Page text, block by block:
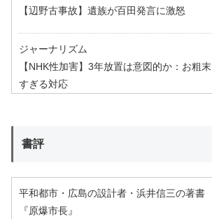
【辺野古事故】遺族が百田発言に激怒
ジャーナリズム
【NHK性加害】3年放置は意図的か：お粗末
すぎる対応
書評
平和都市・広島の設計者・浜井信三の著書
『原爆市長』